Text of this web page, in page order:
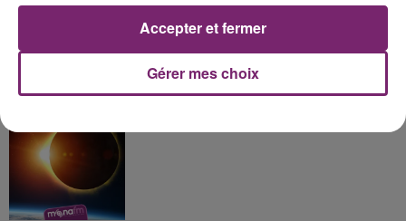
de Frelinghien !
Gérer mes choix
Accepter et fermer